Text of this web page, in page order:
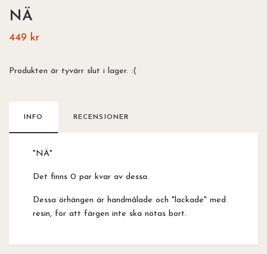
NÄ
449 kr
Produkten är tyvärr slut i lager. :(
INFO RECENSIONER
"NÄ"
Det finns 0 par kvar av dessa.
Dessa örhängen är handmålade och "lackade" med
resin, för att färgen inte ska nötas bort.